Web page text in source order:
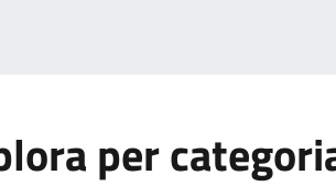
per